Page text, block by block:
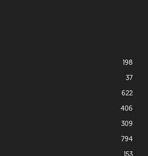
198
37
622
406
309
794
153